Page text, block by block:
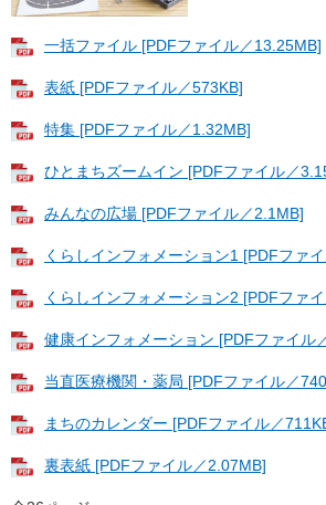
一括ファイル [PDFファイル／13.25MB]
表紙 [PDFファイル／573KB]
特集 [PDFファイル／1.32MB]
ひとまちズームイン [PDFファイル／
みんなの広場 [PDFファイル／2.1MB]
くらしインフォメーション1 [PDFファ
くらしインフォメーション2 [PDFファ
健康インフォメーション [PDFファイル
当直医療機関・薬局 [PDFファイル／
まちのカレンダー [PDFファイル／
裏表紙 [PDFファイル／2.07MB]